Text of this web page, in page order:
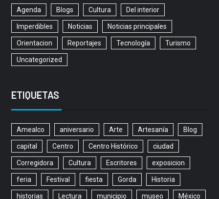
Agenda Blogs Cultura Del interior
Imperdibles Noticias Noticias principales
Orientacion Reportajes Tecnología Turismo
Uncategorized
ETIQUETAS
Amealco aniversario Arte Artesanía Blog
capital Centro Centro Histórico ciudad
Corregidora Cultura Escritores exposicion
feria Festival fiesta Gorda Historia
historias Lectura municipio museo México